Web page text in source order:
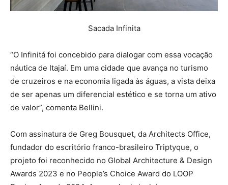
Sacada Infinita
“O Infinitá foi concebido para dialogar com essa vocação
náutica de Itajaí. Em uma cidade que avança no turismo
de cruzeiros e na economia ligada às águas, a vista deixa
de ser apenas um diferencial estético e se torna um ativo
de valor”, comenta Bellini.
Com assinatura de Greg Bousquet, da Architects Office,
fundador do escritório franco-brasileiro Triptyque, o
projeto foi reconhecido no Global Architecture & Design
Awards 2023 e no People’s Choice Award do LOOP